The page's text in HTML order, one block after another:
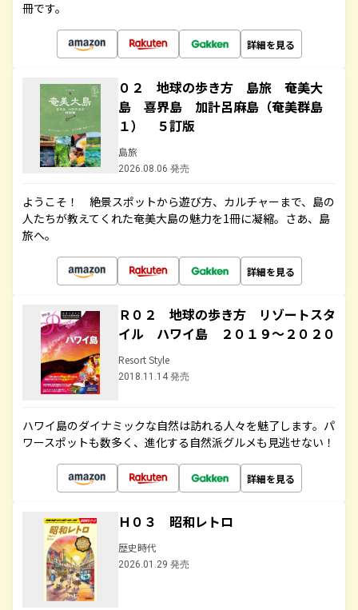
冊です。
詳細を見る
０２ 地球の歩き方 島旅 奄美大
島 喜界島 加計呂麻島（奄美群島
１） ５訂版
島旅
2026.08.06 発売
ようこそ！ 絶景スポットから遊び方、カルチャーまで、島の
人たちが教えてくれた奄美大島の魅力を1冊に凝縮。さあ、島
旅へ。
詳細を見る
Ｒ０２ 地球の歩き方 リゾートスタ
イル ハワイ島 ２０１９～２０２０
Resort Style
2018.11.14 発売
ハワイ島のダイナミックな自然は訪れる人々を魅了します。パ
ワースポットも数多く、進化する自然派グルメも見逃せない！
詳細を見る
Ｈ０３ 昭和レトロ
歴史時代
2026.01.29 発売